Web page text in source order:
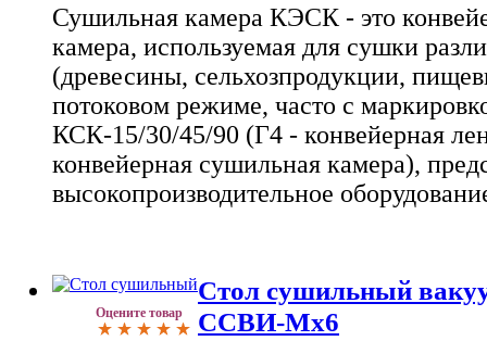
Сушильная камера КЭСК - это
камера, используемая для сушки
(древесины, сельхозпродукции,
потоковом режиме, часто с
КСК-15/30/45/90 (Г4 - конвейерная
конвейерная сушильная камера),
высокопроизводительное
Оцените товар
Стол сушильный
ССВИ-Мх6